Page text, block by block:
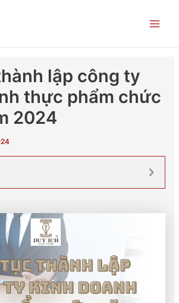
lập công ty
thực phẩm chức
2024